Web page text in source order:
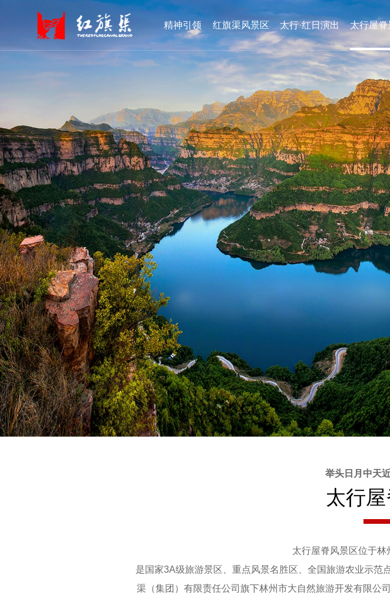
精神引领 红旗渠风景区 太行·红日演出 太行屋脊
举头日月中天
太行
太行屋脊风景区位于林
是国家3A级旅游景区、重点风景名胜区、全国旅游农业示
渠（集团）有限责任公司旗下林州市大自然旅游开发有限公